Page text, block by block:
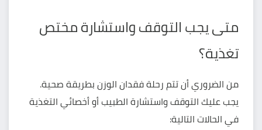
متى يجب التوقف واستشارة مختص
تغذية؟
من الضروري أن تتم رحلة فقدان الوزن بطريقة صحية.
يجب عليك التوقف واستشارة الطبيب أو أخصائي التغذية
في الحالات التالية: